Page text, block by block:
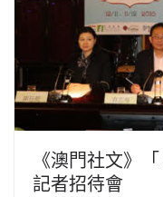
《澳門社文》
記者招待會